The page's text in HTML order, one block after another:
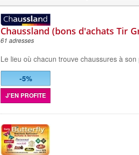
Chaussland (bons d'achats Tir
61 adresses
Le lieu où chacun trouve chaussures à son
-5%
J'EN PROFITE